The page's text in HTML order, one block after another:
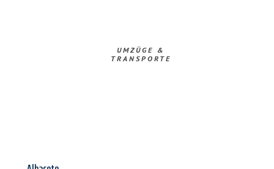
UMZÜGE &
TRANSPORTE